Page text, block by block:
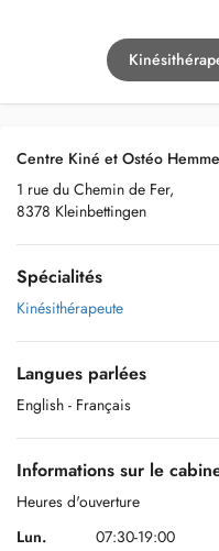
Centre Kiné et Ostéo
1 rue du Chemin de Fer,
8378 Kleinbettingen
Spécialités
Kinésithérapeute
Langues parlées
English - Français
Informations sur le
Heures d'ouverture
Lun.
07:30-19:00